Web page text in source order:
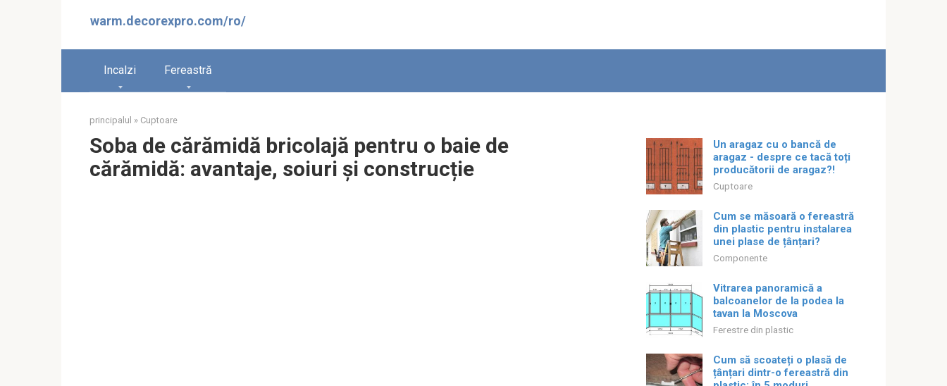
warm.decorexpro.com/ro/
Incalzi Fereastră
principalul » Cuptoare
Soba de cărămidă bricolajă pentru o baie de
cărămidă: avantaje, soiuri și construcție
Un aragaz cu o bancă de
aragaz - despre ce tacă toți
producătorii de aragaz?!
Cuptoare
Cum se măsoară o fereastră
din plastic pentru instalarea
unei plase de țânțari?
Componente
Vitrarea panoramică a
balcoanelor de la podea la
tavan la Moscova
Ferestre din plastic
Cum să scoateți o plasă de
țânțari dintr-o fereastră din